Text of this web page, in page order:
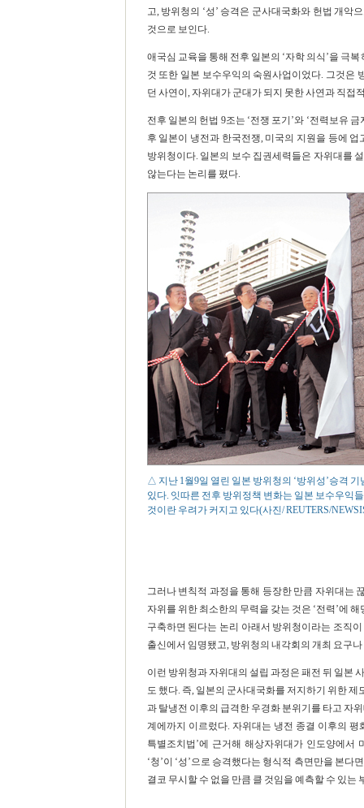
고, 방위청의 ‘성’ 승격은 군사대국화와 헌법 개악
것으로 보인다.
애국심 교육을 통해 전후 일본의 ‘자학 의식’을 극
것 또한 일본 보수우익의 숙원사업이었다. 그것은
던 사연이, 자위대가 군대가 되지 못한 사연과 직접
전후 일본의 헌법 9조는 ‘전쟁 포기’와 ‘전력보유
후 일본이 냉전과 한국전쟁, 미국의 지원을 등에
방위청이다. 일본의 보수 집권세력들은 자위대를
않는다는 논리를 폈다.
△ 지난 1월9일 열린 일본 방위청의 ‘방위성’승격
있다. 잇따른 전후 방위정책 변화는 일본 보수우익
것이란 우려가 커지고 있다(사진/ REUTERS/
그러나 변칙적 과정을 통해 등장한 만큼 자위대는
자위를 위한 최소한의 무력을 갖는 것은 ‘전력’에
구축하면 된다는 논리 아래서 방위청이라는 조직
출신에서 임명됐고, 방위청의 내각회의 개최 요구
이런 방위청과 자위대의 설립 과정은 패전 뒤 일본
도 했다. 즉, 일본의 군사대국화를 저지하기 위한
과 탈냉전 이후의 급격한 우경화 분위기를 타고 자
계에까지 이르렀다. 자위대는 냉전 종결 이후의 평
특별조치법’에 근거해 해상자위대가 인도양에
‘청’이 ‘성’으로 승격했다는 형식적 측면만을 본
결코 무시할 수 없을 만큼 클 것임을 예측할 수 있는